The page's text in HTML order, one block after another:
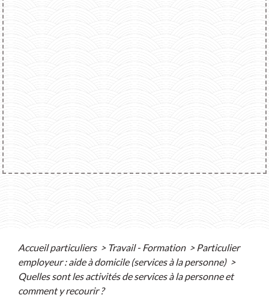
Accueil particuliers > Travail - Formation > Particulier
employeur : aide à domicile (services à la personne) >
Quelles sont les activités de services à la personne et
comment y recourir ?